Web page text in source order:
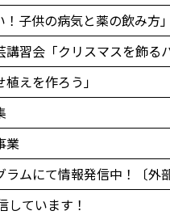
子供の病気と薬の飲み方
習会「クリスマスを飾る
えを作ろう」
業
ムにて情報発信中！〔外
しています！